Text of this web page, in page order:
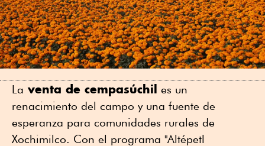
La venta de cempasúchil es un
renacimiento del campo y una fuente de
esperanza para comunidades rurales de
Xochimilco. Con el programa "Altépetl